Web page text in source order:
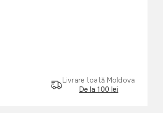
Livrare toată Moldova
De la 100 lei